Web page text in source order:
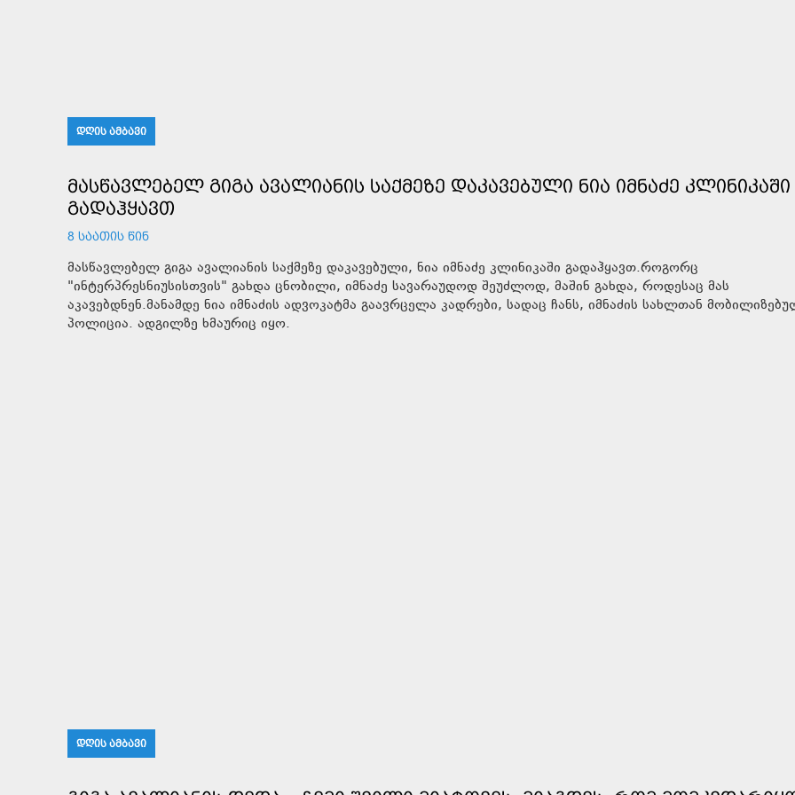
ᲓᲦᲘᲡ ᲐᲛᲑᲐᲕᲘ
ᲛᲐᲡᲬᲐᲕᲚᲔᲑᲔᲚ ᲒᲘᲒᲐ ᲐᲕᲐᲚᲘᲐᲜᲘᲡ ᲡᲐᲥᲛᲔᲖᲔ ᲓᲐᲙᲐᲕᲔᲑᲣᲚᲘ ᲜᲘᲐ ᲘᲛᲜᲐᲫᲔ ᲙᲚᲘᲜᲘᲙᲐᲨᲘ
ᲒᲐᲓᲐᲰᲧᲐᲕᲗ
8 ᲡᲐᲐᲗᲘᲡ ᲬᲘᲜ
მასწავლებელ გიგა ავალიანის საქმეზე დაკავებული, ნია იმნაძე კლინიკაში გადაჰყავთ.როგორც
"ინტერპრესნიუსისთვის" გახდა ცნობილი, იმნაძე სავარაუდოდ შეუძლოდ, მაშინ გახდა, როდესაც მას
აკავებდნენ.მანამდე ნია იმნაძის ადვოკატმა გაავრცელა კადრები, სადაც ჩანს, იმნაძის სახლთან
პოლიცია. ადგილზე ხმაურიც იყო.
ᲓᲦᲘᲡ ᲐᲛᲑᲐᲕᲘ